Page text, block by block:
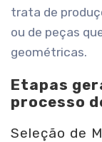
trata de
ou de peças
geométricas.
Etapas
processo
Seleção de